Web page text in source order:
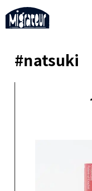
#natsuki